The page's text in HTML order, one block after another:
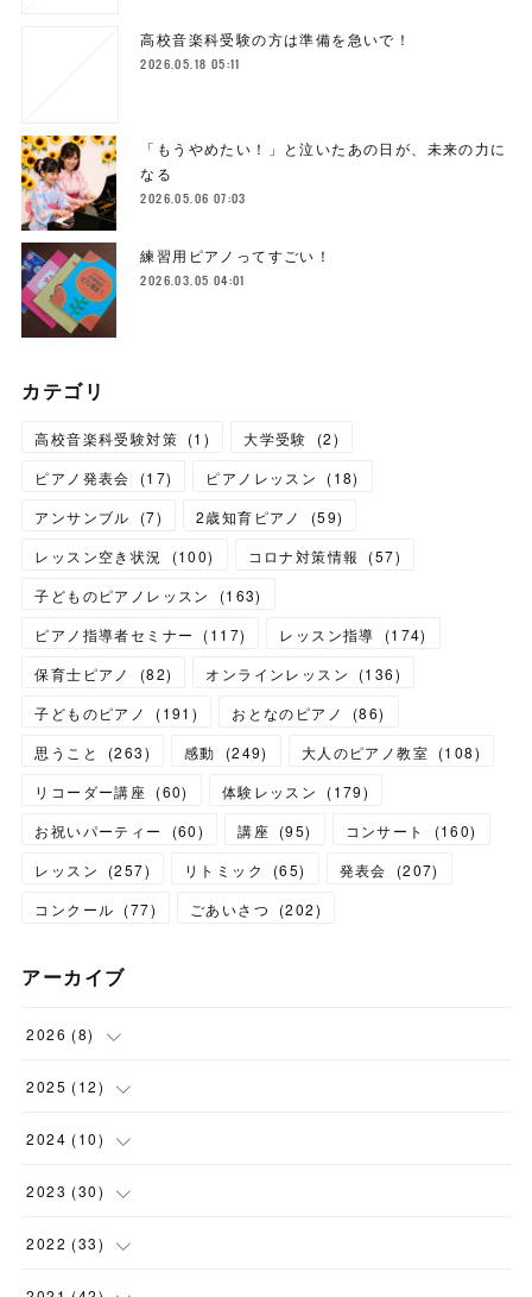
高校音楽科受験の方は準備を急いで！
2026.05.18 05:11
「もうやめたい！」と泣いたあの日が、未来の力に
なる
2026.05.06 07:03
練習用ピアノってすごい！
2026.03.05 04:01
カテゴリ
高校音楽科受験対策 (1 ) 大学受験 (2)
ピアノ発表会
(17) ピアノレッスン (18)
アンサンブル
(7) 2歳知育ピアノ (59)
レッスン空き状況
(100) コロナ対策情報 (57)
子どものピアノレッスン
(163)
ピアノ指導者セミナー
(117) レッスン指導 (174)
保育士ピアノ
(82) オンラインレッスン (136)
子どものピアノ
(191 ) おとなのピアノ (86)
思うこと
(263) 感動 (249) 大人のピアノ教室 (108)
リコーダー講座 (60) 体験レッスン (179)
お祝いパーティー
(60) 講座 (95) コンサート (160)
レッスン
(257) リトミック (65) 発表会 (207)
コンクール (77) ごあいさつ (202)
アーカイブ
2026 (8)
(1)
(3)
(1)
( 2 )
2025 (12)
(1)
(1)
(1)
( 1)
2024 (10)
(1)
(4)
(1)
2023 (30)
(1)
(1)
2022 (33)